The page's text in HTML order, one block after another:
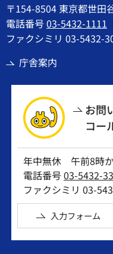
〒154-8504 東京都世田
電話番号03-5432-1111
ファクシミリ 03-5432-
庁舎案内
お問
コー
年中無休 午前8時
電話番号03-5432-
ファクシミリ 03-
入力フォーム